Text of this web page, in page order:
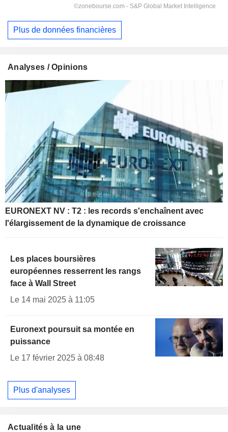
Plus de données financières
Analyses / Opinions
EURONEXT NV : T2 : les records s'enchaînent avec
l'élargissement de la dynamique de croissance
Les places boursières
européennes resserrent les rangs
face à Wall Street
Le 14 mai 2025 à 11:05
Euronext poursuit sa montée en
puissance
Le 17 février 2025 à 08:48
Plus d'analyses
Actualités à la une